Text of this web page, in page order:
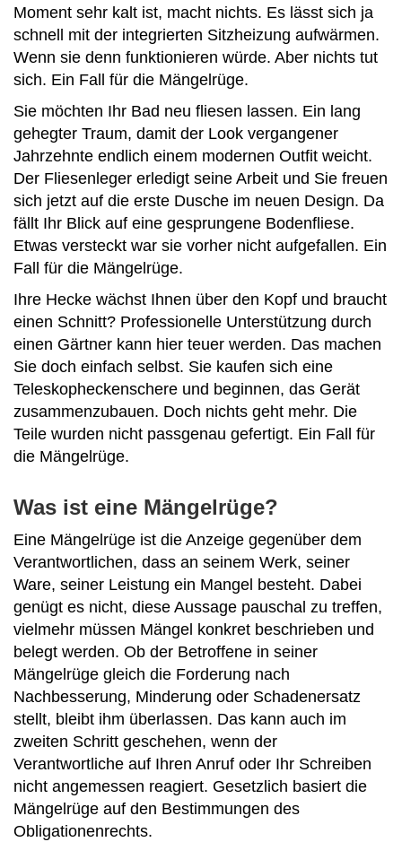
Moment sehr kalt ist, macht nichts. Es lässt sich ja
schnell mit der integrierten Sitzheizung aufwärmen.
Wenn sie denn funktionieren würde. Aber nichts tut
sich. Ein Fall für die Mängelrüge.
Sie möchten Ihr Bad neu fliesen lassen. Ein lang
gehegter Traum, damit der Look vergangener
Jahrzehnte endlich einem modernen Outfit weicht.
Der Fliesenleger erledigt seine Arbeit und Sie freuen
sich jetzt auf die erste Dusche im neuen Design. Da
fällt Ihr Blick auf eine gesprungene Bodenfliese.
Etwas versteckt war sie vorher nicht aufgefallen. Ein
Fall für die Mängelrüge.
Ihre Hecke wächst Ihnen über den Kopf und braucht
einen Schnitt? Professionelle Unterstützung durch
einen Gärtner kann hier teuer werden. Das machen
Sie doch einfach selbst. Sie kaufen sich eine
Teleskopheckenschere und beginnen, das Gerät
zusammenzubauen. Doch nichts geht mehr. Die
Teile wurden nicht passgenau gefertigt. Ein Fall für
die Mängelrüge.
Was ist eine Mängelrüge?
Eine Mängelrüge ist die Anzeige gegenüber dem
Verantwortlichen, dass an seinem Werk, seiner
Ware, seiner Leistung ein Mangel besteht. Dabei
genügt es nicht, diese Aussage pauschal zu treffen,
vielmehr müssen Mängel konkret beschrieben und
belegt werden. Ob der Betroffene in seiner
Mängelrüge gleich die Forderung nach
Nachbesserung, Minderung oder Schadenersatz
stellt, bleibt ihm überlassen. Das kann auch im
zweiten Schritt geschehen, wenn der
Verantwortliche auf Ihren Anruf oder Ihr Schreiben
nicht angemessen reagiert. Gesetzlich basiert die
Mängelrüge auf den Bestimmungen des
Obligationenrechts.